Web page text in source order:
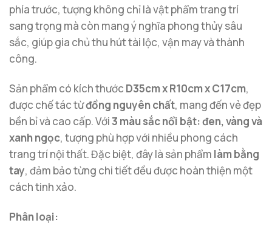
phía trước, tượng không chỉ là vật phẩm trang trí
sang trọng mà còn mang ý nghĩa phong thủy sâu
sắc, giúp gia chủ thu hút tài lộc, vận may và thành
công.
Sản phẩm có kích thước D35cm x R10cm x C17cm,
được chế tác từđồng nguyên chất, mang đến vẻ đẹp
bền bỉ và cao cấp. Với3 màu sắc nổi bật: đen, vàng và
xanh ngọc, tượng phù hợp với nhiều phong cách
trang trí nội thất. Đặc biệt, đây là sản phẩm làm bằng
tay, đảm bảo từng chi tiết đều được hoàn thiện một
cách tinh xảo.
Phân loại: